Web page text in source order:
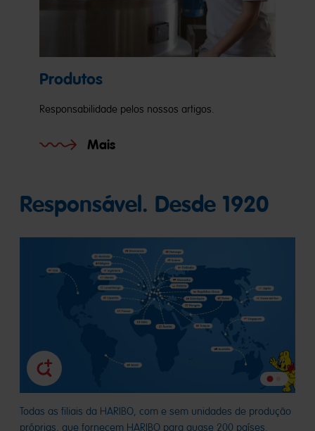
Produtos
Responsabilidade pelos nossos artigos.
Mais
Responsável. Desde 1920
Todas as filiais da HARIBO, com e sem unidades de produção
próprias, que fornecem HARIBO para quase 200 países.
Ir
para
Ir
para
o